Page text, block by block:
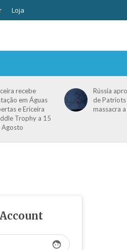
Loja
recebe
em Águas
e Ericeira
Trophy a 15
Agosto
Rússia
de Patriots
massacra
face